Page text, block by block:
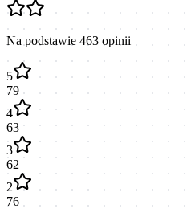
Na podstawie 463 opinii
5
79
4
63
3
62
2
76